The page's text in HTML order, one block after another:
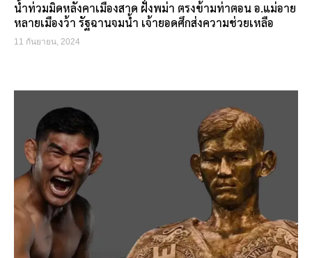
น้ำท่วมมิดหลังคาเมืองสาด ฝั่งพม่า ตรงข้ามท่าตอน อ.แม่อาย
หลายเมืองว้า รัฐฉานจมน้ำ เจ้ายอดศึกส่งความช่วยเหลือ
11 กันยายน, 2024